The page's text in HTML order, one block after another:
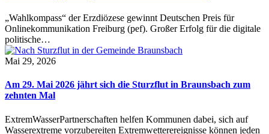
„Wahlkompass“ der Erzdiözese gewinnt Deutschen Preis für
Onlinekommunikation Freiburg (pef). Großer Erfolg für die digitale
politische…
Mai 29, 2026
Am 29. Mai 2026 jährt sich die Sturzflut in Braunsbach zum
zehnten Mal
ExtremWasserPartnerschaften helfen Kommunen dabei, sich auf
Wasserextreme vorzubereiten Extremwetterereignisse können jeden